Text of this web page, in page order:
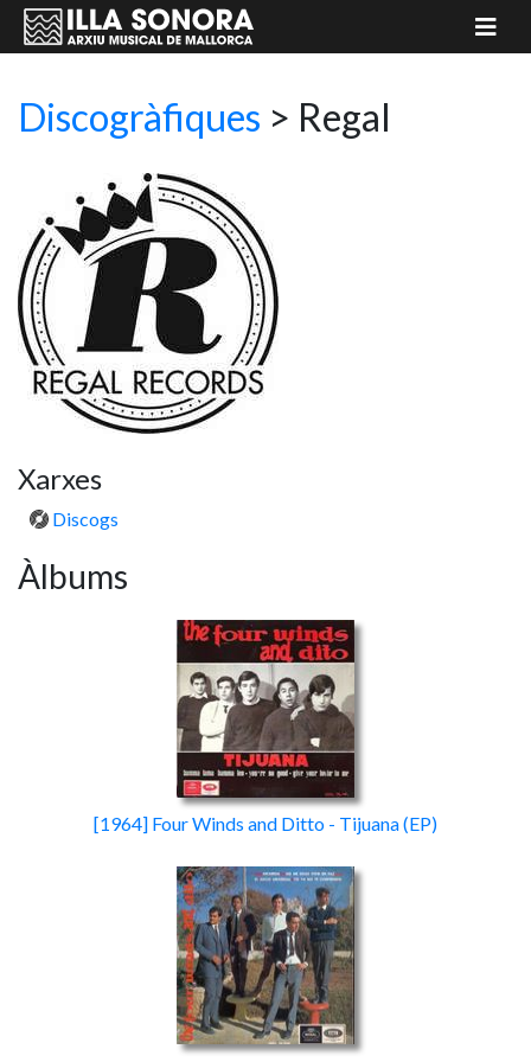
Discogràfiques > Regal
Xarxes
Discogs
Àlbums
[1964] Four Winds and Ditto - Tijuana(EP)